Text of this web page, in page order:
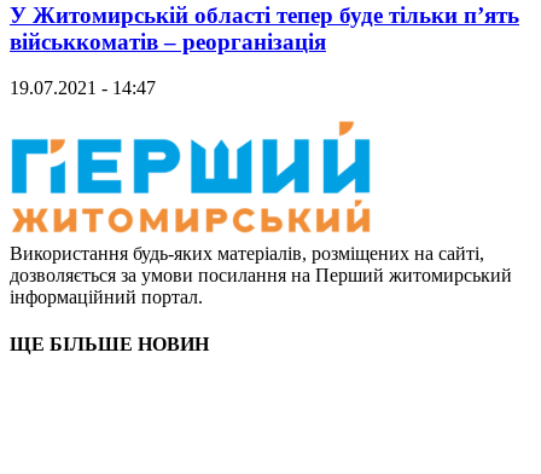
У Житомирській області тепер буде тільки п’ять
військкоматів – реорганізація
19.07.2021 - 14:47
Використання будь-яких матеріалів, розміщених на сайті,
дозволяється за умови посилання на Перший житомирський
інформаційний портал.
ЩЕ БІЛЬШЕ НОВИН